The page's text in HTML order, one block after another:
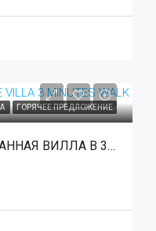
Estate
ГОРЯЧЕЕ ПРЕДЛОЖЕНИЕ
САН-ПЕДРО-БИЧ: ИЗЫСКАННАЯ ВИЛЛА В 3 МИНУТАХ ПЕШКОМ ДО ПЕСЧАНОГО БЕРЕГА.